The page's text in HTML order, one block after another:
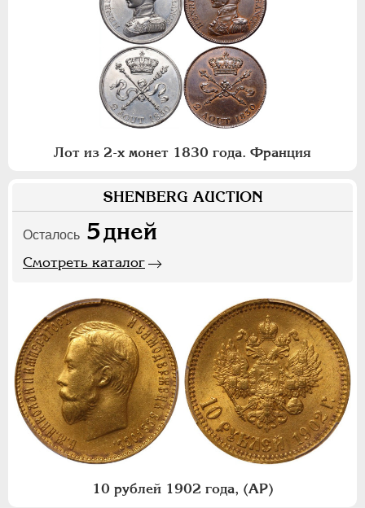
Лот из 2-х монет 1830 года. Франция
SHENBERG AUCTION
Осталось 5дней
Смотреть каталог
10 рублей 1902 года, (АР)